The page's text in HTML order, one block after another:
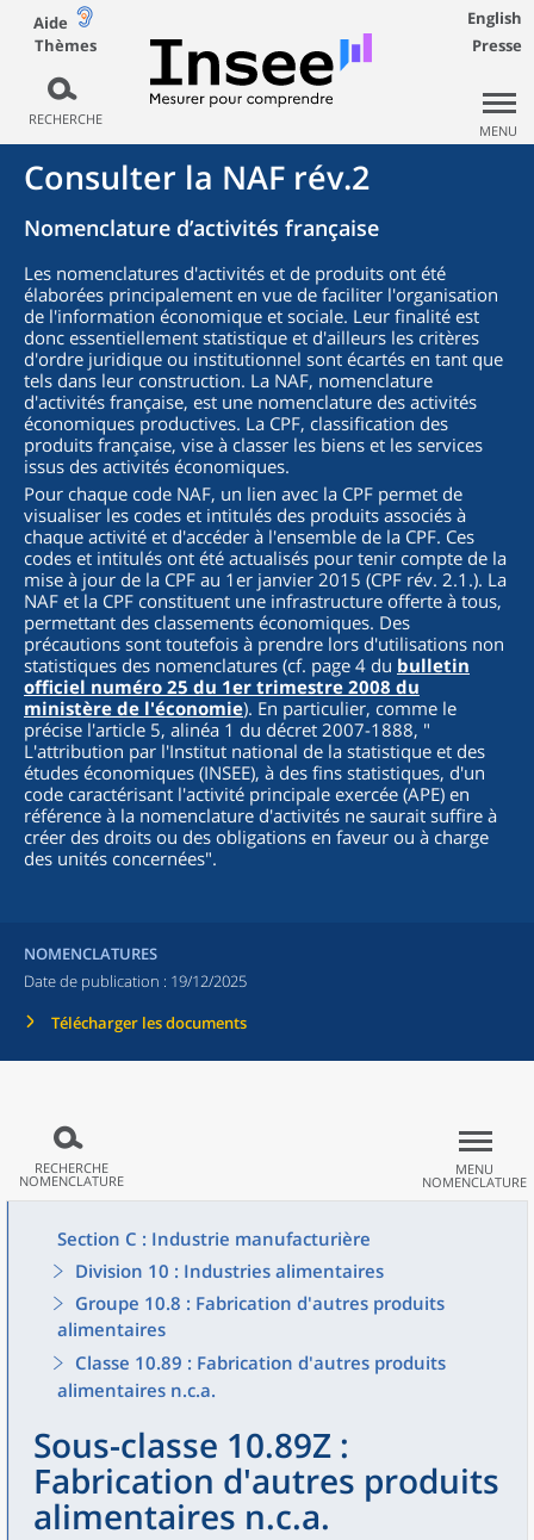
Aide
Thèmes
RECHERCHE
English
Presse
MENU
Consulter la NAF rév.2
Nomenclature d’activités française
Les nomenclatures d'activités et de produits ont été
élaborées principalement en vue de faciliter l'organisation
de l'information économique et sociale. Leur finalité est
donc essentiellement statistique et d'ailleurs les critères
d'ordre juridique ou institutionnel sont écartés en tant que
tels dans leur construction. La NAF, nomenclature
d'activités française, est une nomenclature des activités
économiques productives. La CPF, classification des
produits française, vise à classer les biens et les services
issus des activités économiques.
Pour chaque code NAF, un lien avec la CPF permet de
visualiser les codes et intitulés des produits associés à
chaque activité et d'accéder à l'ensemble de la CPF. Ces
codes et intitulés ont été actualisés pour tenir compte de la
mise à jour de la CPF au 1er janvier 2015 (CPF rév. 2.1.). La
NAF et la CPF constituent une infrastructure offerte à tous,
permettant des classements économiques. Des
précautions sont toutefois à prendre lors d'utilisations non
statistiques des nomenclatures (cf. page 4 du bulletin
officiel numéro 25 du 1er trimestre 2008 du
ministère de l'économie). En particulier, comme le
précise l'article 5, alinéa 1 du décret 2007-1888, "
L'attribution par l'Institut national de la statistique et des
études économiques (INSEE), à des fins statistiques, d'un
code caractérisant l'activité principale exercée (APE) en
référence à la nomenclature d'activités ne saurait suffire à
créer des droits ou des obligations en faveur ou à charge
des unités concernées".
NOMENCLATURES
Date de publication : 19/12/2025
Télécharger les documents
RECHERCHE
NOMENCLATURE
MENU
NOMENCLATURE
Section C : Industrie manufacturière
Division 10 : Industries alimentaires
Groupe 10.8 : Fabrication d'autres produits
alimentaires
Classe 10.89 : Fabrication d'autres produits
alimentaires n.c.a.
Sous-classe 10.89Z :
Fabrication d'autres produits
alimentaires n.c.a.